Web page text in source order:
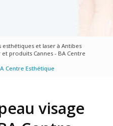
esthétiques et laser à Antibes
produits Cannes - BA Centre
Centre Esthétique
visage